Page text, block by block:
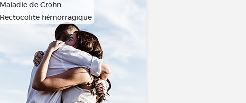
Maladie de Crohn
Rectocolite hémorragique